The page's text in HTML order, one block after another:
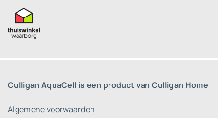
Culligan AquaCell is een product van Culligan Home
Algemene voorwaarden